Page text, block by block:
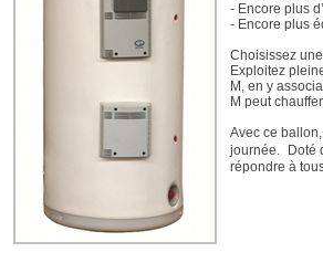
- Encore plus
- Encore plus
Choisissez
Exploitez
M, en y
M peut
Avec ce
journée. Doté
répondre à